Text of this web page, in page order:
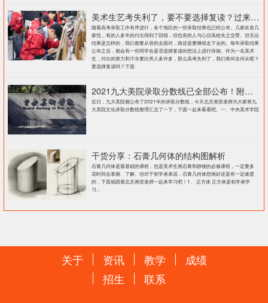
美术生艺考失利了，要不要选择复读？过来人提出这几点建议
随着高考录取工作有序进行，各个地区的一些录取结果也已经公布。几家欢喜几
家忧，有的人多年的付出得到了回报，但也有的人与心仪高校失之交臂。但无论
结果是怎样的，我们都要从容的去面对，路还是要继续走下去的。每年录取结果
公布之后，都会有一些同学在是否选择复读的想法上进行徘徊。作为一名美术
生，付出的努力和汗水要比旁人多许多，那么高考失利了，我们将何去何从呢？
要选择复读吗？下面
2021九大美院录取分数线已全部公布！附各大院校录取分数线汇总！
近日，九大美院都公布了2021年的录取分数线，今天北京画室老师为大家将九
大美院文化录取分数线整理汇总了一下，下面一起来看看吧。一、中央美术学院
干货分享：石膏几何体的结构图解析
石膏几何体是最基础的课程，也是美术生画石膏和静物的必修课程，一定要多
花时间去掌握、了解。但对于初学者来说，石膏几何体想画好还是有一定难度
的，下面就跟着北京画室老师一起来学习吧！1、 正方体 正方体是初学者学
习...
关于 资讯 教学
成绩
招生
联系